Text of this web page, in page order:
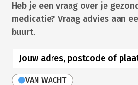
Heb je een vraag over je
medicatie? Vraag advies aan
buurt.
VAN WACHT